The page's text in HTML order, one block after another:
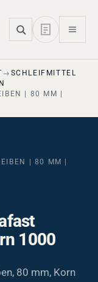
SCHLEIFMITTEL
| 80 MM |
| 80 MM |
1000
80 mm, Korn